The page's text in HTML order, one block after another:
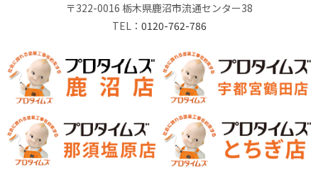
〒322-0016 栃木県鹿沼市流通センター38
TEL： 0120-762-786